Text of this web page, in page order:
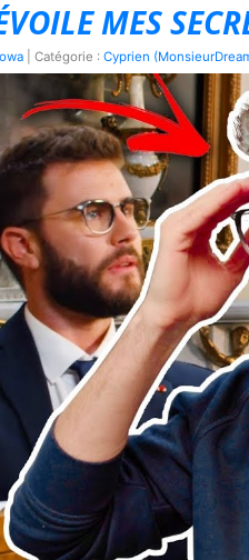
MES
| Catégorie : Cyprien